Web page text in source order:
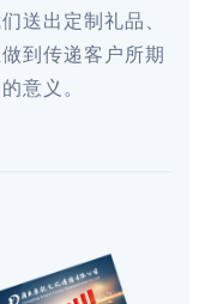
送出定制礼品、
到传递客户所期
意义。